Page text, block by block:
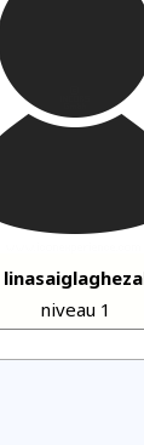
niveau 1